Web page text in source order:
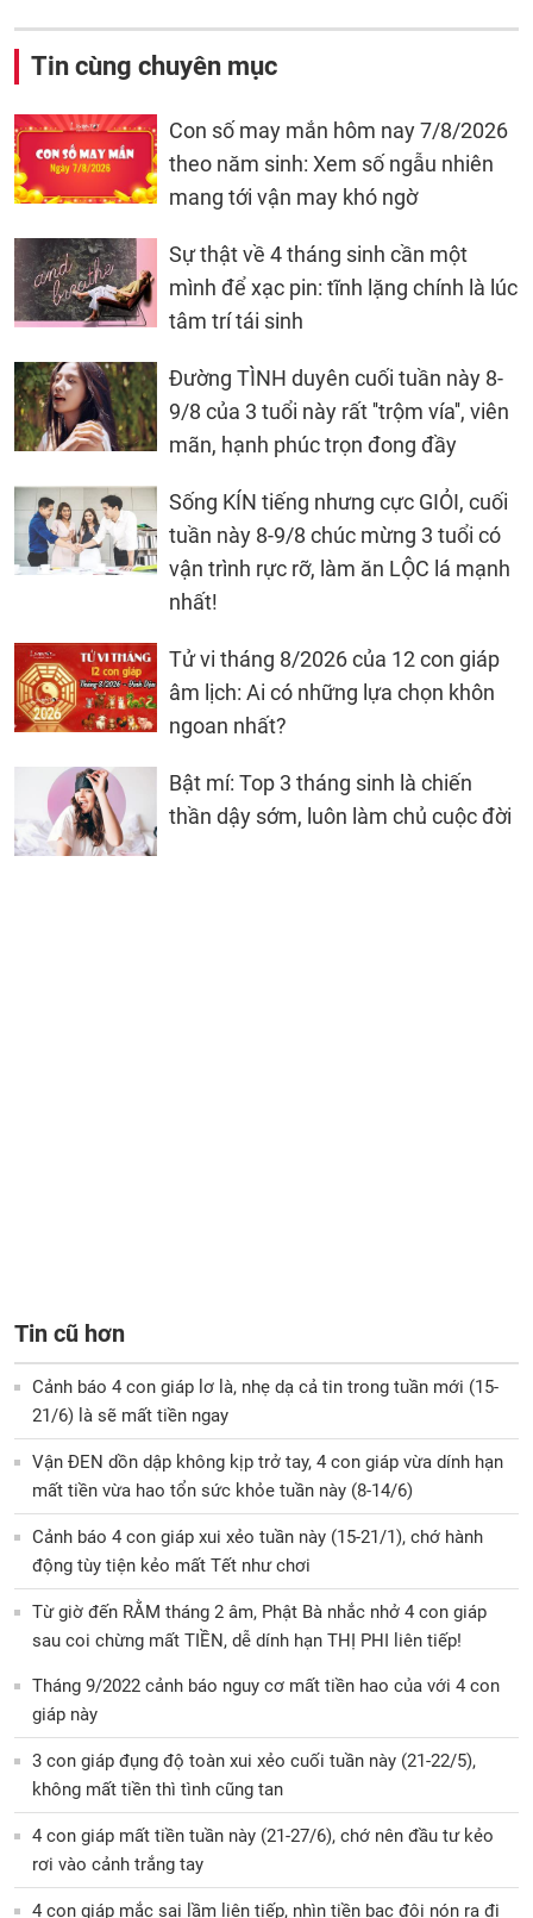
Tin cùng chuyên mục
Con số may mắn hôm nay 7/8/2026
theo năm sinh: Xem số ngẫu nhiên
mang tới vận may khó ngờ
Sự thật về 4 tháng sinh cần một
mình để xạc pin: tĩnh lặng chính là lúc
tâm trí tái sinh
Đường TÌNH duyên cuối tuần này 8-
9/8 của 3 tuổi này rất ''trộm vía'', viên
mãn, hạnh phúc trọn đong đầy
Sống KÍN tiếng nhưng cực GIỎI, cuối
tuần này 8-9/8 chúc mừng 3 tuổi có
vận trình rực rỡ, làm ăn LỘC lá mạnh
nhất!
Tử vi tháng 8/2026 của 12 con giáp
âm lịch: Ai có những lựa chọn khôn
ngoan nhất?
Bật mí: Top 3 tháng sinh là chiến
thần dậy sớm, luôn làm chủ cuộc đời
Tin cũ hơn
Cảnh báo 4 con giáp lơ là, nhẹ dạ cả tin trong tuần mới (15-
21/6) là sẽ mất tiền ngay
Vận ĐEN dồn dập không kịp trở tay, 4 con giáp vừa dính hạn
mất tiền vừa hao tổn sức khỏe tuần này (8-14/6)
Cảnh báo 4 con giáp xui xẻo tuần này (15-21/1), chớ hành
động tùy tiện kẻo mất Tết như chơi
Từ giờ đến RẰM tháng 2 âm, Phật Bà nhắc nhở 4 con giáp
sau coi chừng mất TIỀN, dễ dính hạn THỊ PHI liên tiếp!
Tháng 9/2022 cảnh báo nguy cơ mất tiền hao của với 4 con
giáp này
3 con giáp đụng độ toàn xui xẻo cuối tuần này (21-22/5),
không mất tiền thì tình cũng tan
4 con giáp mất tiền tuần này (21-27/6), chớ nên đầu tư kẻo
rơi vào cảnh trắng tay
4 con giáp mắc sai lầm liên tiếp, nhìn tiền bạc đội nón ra đi